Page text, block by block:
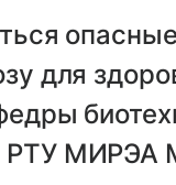
для
МИРЭА